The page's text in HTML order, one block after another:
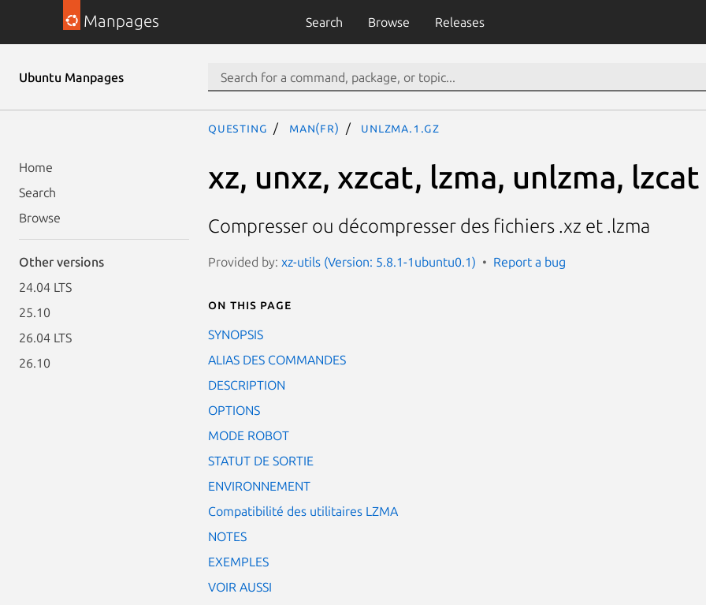
Manpages Search Browse Releases
Ubuntu Manpages
Home
Search
Browse
Other versions
24.04 LTS
25.10
26.04 LTS
26.10
questing man(fr) unlzma.1.gz
xz, unxz, xzcat, lzma, unlzma, lzcat
Compresser ou décompresser des fichiers .xz et .lzma
Provided by: xz-utils (Version: 5.8.1-1ubuntu0.1) Report a bug
On this page
SYNOPSIS
ALIAS DES COMMANDES
DESCRIPTION
OPTIONS
MODE ROBOT
STATUT DE SORTIE
ENVIRONNEMENT
Compatibilité des utilitaires LZMA
NOTES
EXEMPLES
VOIR AUSSI